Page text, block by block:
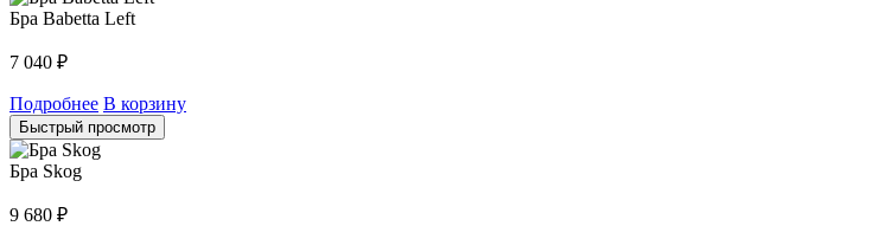
Бра Babetta Left
7 040 ₽
Подробнее В корзину
Быстрый просмотр
Бра Skog
9 680 ₽